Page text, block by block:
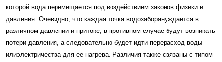
которой вода перемещается под воздействием законов физики и
давления. Очевидно, что каждая точка водозаборануждается в
различном давлении и притоке, в противном случае будут возникать
потери давления, а следовательно будет идти перерасход воды
илиэлектричества для ее нагрева. Различия также связаны с типом